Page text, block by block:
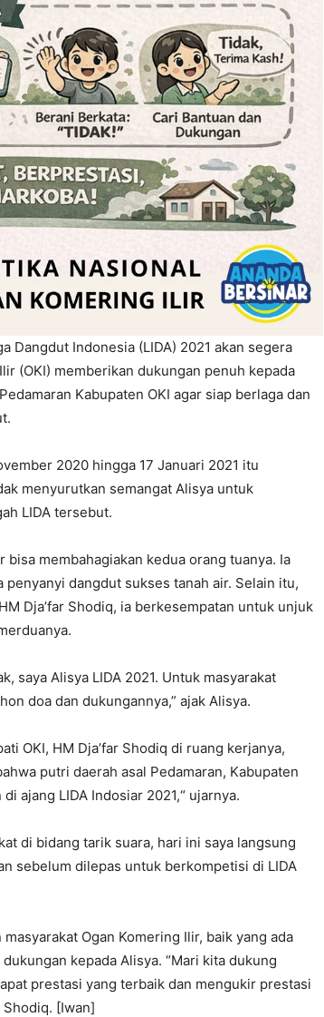
Dangdut Indonesia (LIDA) 2021 akan segera
(OKI) memberikan dukungan penuh kepada
Kabupaten OKI agar siap berlaga dan
2020 hingga 17 Januari 2021 itu
menyurutkan semangat Alisya untuk
LIDA tersebut.
membahagiakan kedua orang tuanya. Ia
dangdut sukses tanah air. Selain itu,
Dja’far Shodiq, ia berkesempatan untuk unjuk
saya Alisya LIDA 2021. Untuk masyarakat
doa dan dukungannya,” ajak Alisya.
OKI, HM Dja’far Shodiq di ruang kerjanya,
putri daerah asal Pedamaran, Kabupaten
ajang LIDA Indosiar 2021,“ ujarnya.
di bidang tarik suara, hari ini saya langsung
sebelum dilepas untuk berkompetisi di LIDA
Ogan Komering Ilir, baik yang ada
kepada Alisya. “Mari kita dukung
prestasi yang terbaik dan mengukir prestasi
[Iwan]